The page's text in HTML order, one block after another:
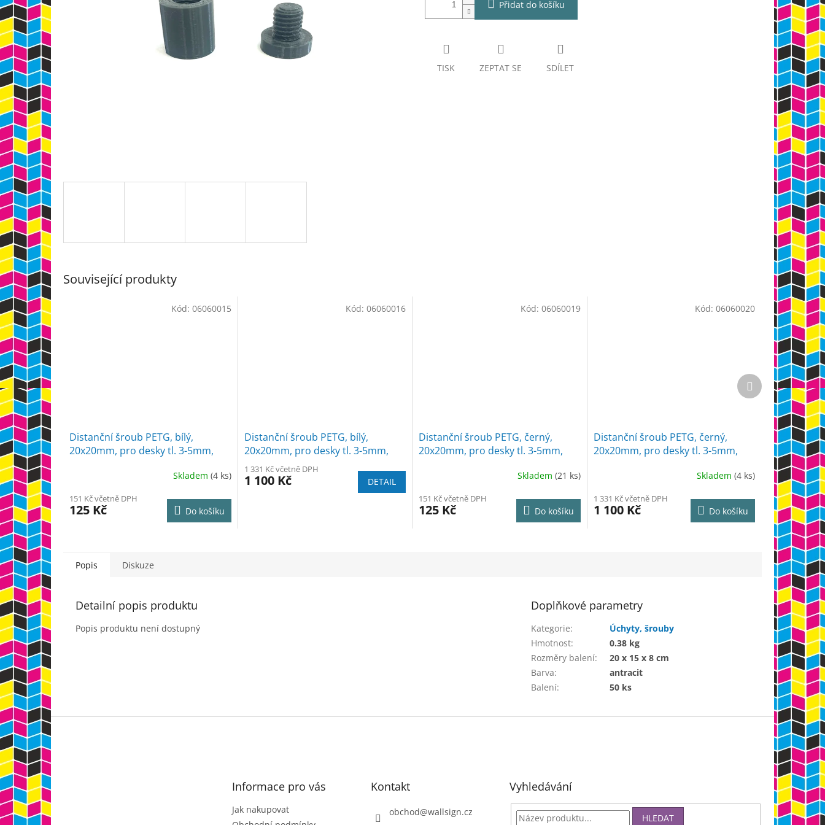
Přidat do košíku
TISK ZEPTAT SE SDÍLET
Související produkty
Distanční šroub PETG, bílý,
20x20mm, pro desky tl. 3-5mm,
Skladem (4 ks)
151 Kč včetně DPH
125 Kč Do košíku
Kód: 06060015
Distanční šroub PETG, bílý,
20x20mm, pro desky tl. 3-5mm,
50ks
1 331 Kč včetně DPH
1 100 Kč DETAIL
Kód: 06060016
Distanční šroub PETG, černý,
20x20mm, pro desky tl. 3-5mm,
Skladem (21 ks)
151 Kč včetně DPH
125 Kč Do košíku
Kód: 06060019
Distanční šroub PETG, černý,
20x20mm, pro desky tl. 3-5mm,
Skladem (4 ks)
1 331 Kč včetně DPH
1 100 Kč Do košíku
Kód: 06060020
Další
produkt
Popis Diskuze
Detailní popis produktu
Popis produktu není dostupný
Doplňkové parametry
Kategorie:
Úchyty, šrouby
Hmotnost:
0.38 kg
Rozměry balení:
20 x 15 x 8 cm
Barva:
antracit
Balení: 50 ks
Z
á
p
a
t
í
Informace pro vás
Jak nakupovat
Kontakt
obchod@wallsign.cz
Vyhledávání
HLEDAT